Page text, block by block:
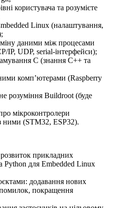
користувача та розумієте
Linux (налаштування,
даними між процесами
IP, UDP, serial-інтерфейси);
C (знання C++ та
компʼютерами (Raspberry
розуміння Buildroot (буде
мікроконтролери
ними (STM32, ESP32).
прикладних
Python для Embedded Linux
додавання нових
покращення